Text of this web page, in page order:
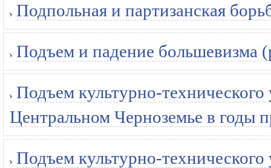
Подпольная и партизанская
Подъем и падение большевизма
Подъем культурно-технического
Центральном Черноземье в годы
Подъем культурно-технического